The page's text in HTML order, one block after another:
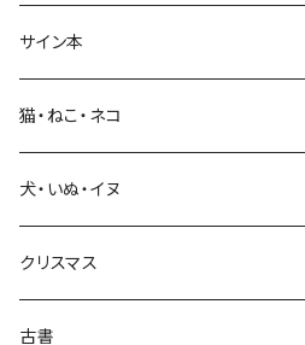
生活・暮らし
芸術・絵画・写真
絵本・児童書
サイン本
猫・ねこ・ネコ
犬・いぬ・イヌ
クリスマス
古書